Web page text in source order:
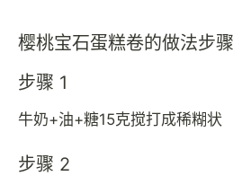
樱桃宝石蛋糕卷的做法步骤
步骤 1
牛奶+油+糖15克搅打成稀糊状
步骤 2